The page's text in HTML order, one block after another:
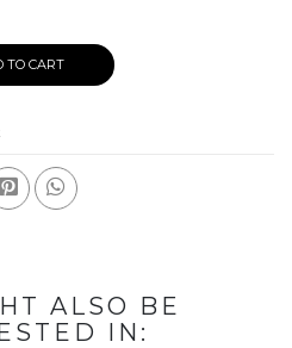
TO CART
ALSO BE
IN: